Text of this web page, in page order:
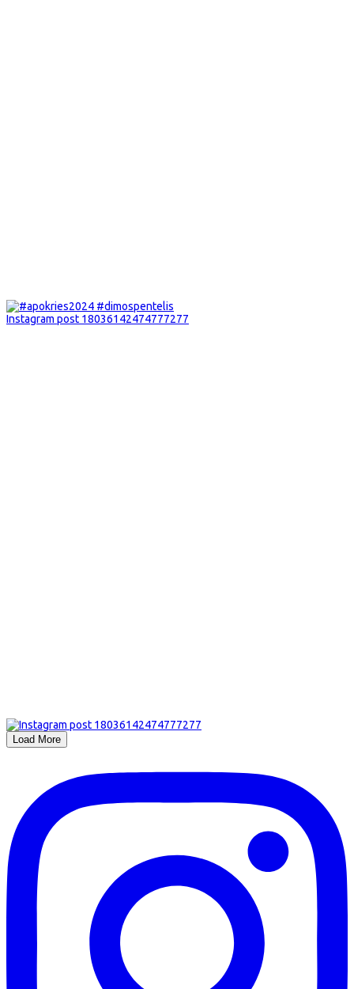
Instagram post 18036142474777277
Load More